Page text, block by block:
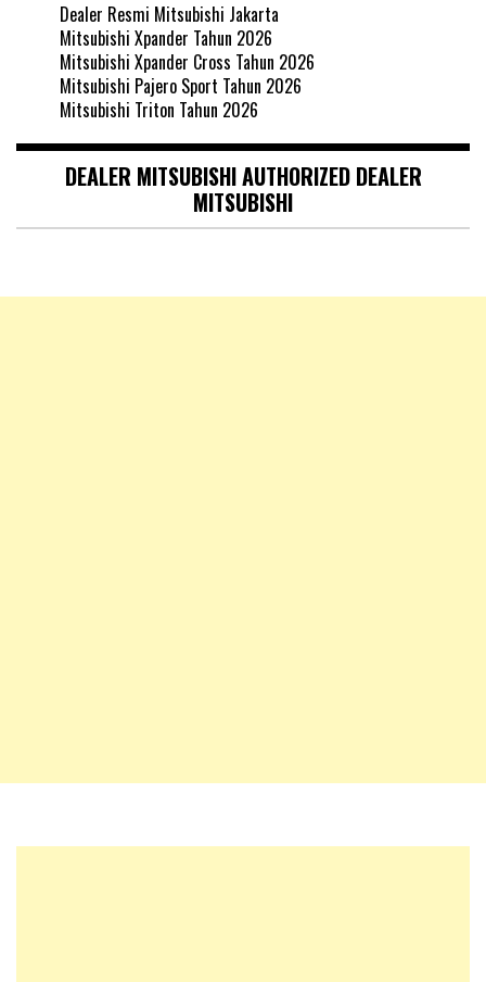
Dealer Resmi Mitsubishi Jakarta
Mitsubishi Xpander Tahun 2026
Mitsubishi Xpander Cross Tahun 2026
Mitsubishi Pajero Sport Tahun 2026
Mitsubishi Triton Tahun 2026
DEALER MITSUBISHI AUTHORIZED DEALER
MITSUBISHI